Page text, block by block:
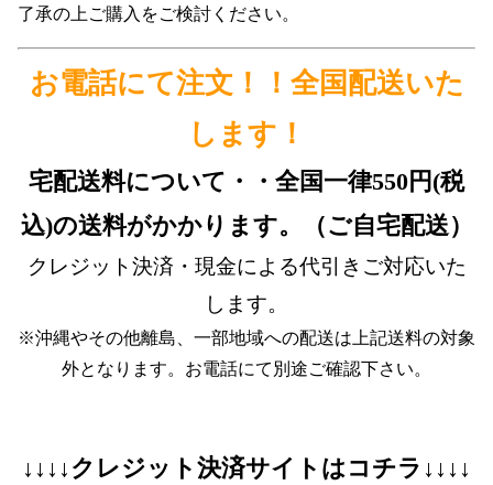
了承の上ご購入をご検討ください。
お電話にて注文！！全国配送いた
します！
宅配送料について・・全国一律550円(税
込)の送料がかかります。（ご自宅配送）
クレジット決済・現金による代引きご対応いた
します。
※沖縄やその他離島、一部地域への配送は上記送料の対象
外となります。お電話にて別途ご確認下さい。
↓↓↓↓クレジット決済サイトはコチラ↓↓↓↓